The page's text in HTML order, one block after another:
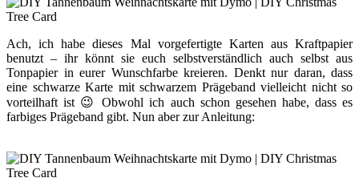
Ach, ich habe dieses Mal vorgefertigte Karten aus Kraftpapier
benutzt – ihr könnt sie euch selbstverständlich auch selbst aus
Tonpapier in eurer Wunschfarbe kreieren. Denkt nur daran, dass
eine schwarze Karte mit schwarzem Prägeband vielleicht nicht so
vorteilhaft ist 😉 Obwohl ich auch schon gesehen habe, dass es
farbiges Prägeband gibt. Nun aber zur Anleitung: